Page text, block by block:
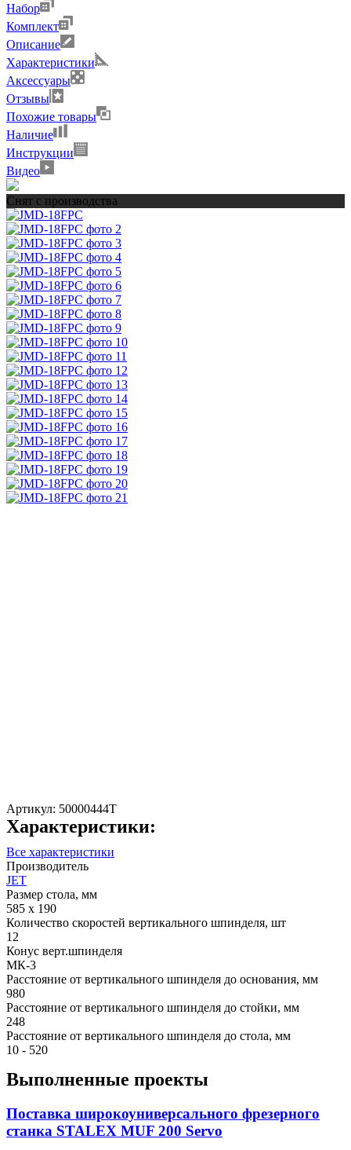
Набор
Комплект
Описание
Характеристики
Аксессуары
Отзывы
Похожие товары
Наличие
Инструкции
Видео
Снят с производства
Артикул: 50000444T
Характеристики:
Все характеристики
Производитель
JET
Размер стола, мм
585 x 190
Количество скоростей вертикального шпинделя, шт
12
Конус верт.шпинделя
МК-3
Расстояние от вертикального шпинделя до основания, мм
980
Расстояние от вертикального шпинделя до стойки, мм
248
Расстояние от вертикального шпинделя до стола, мм
10 - 520
Выполненные проекты
Поставка широкоуниверсального фрезерного
станка STALEX MUF 200 Servo